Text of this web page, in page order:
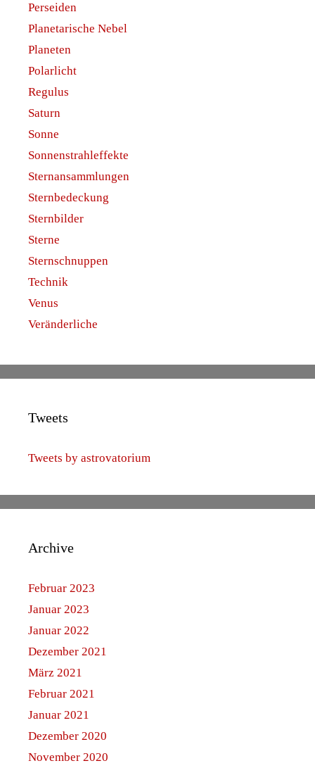
Perseiden
Planetarische Nebel
Planeten
Polarlicht
Regulus
Saturn
Sonne
Sonnenstrahleffekte
Sternansammlungen
Sternbedeckung
Sternbilder
Sterne
Sternschnuppen
Technik
Venus
Veränderliche
Tweets
Tweets by astrovatorium
Archive
Februar 2023
Januar 2023
Januar 2022
Dezember 2021
März 2021
Februar 2021
Januar 2021
Dezember 2020
November 2020